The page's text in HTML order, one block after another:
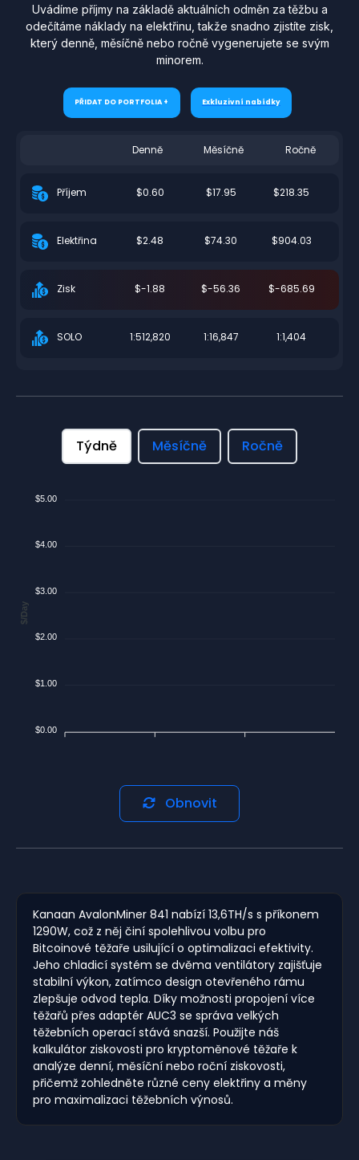
Uvádíme příjmy na základě aktuálních odměn za těžbu a
odečítáme náklady na elektřinu, takže snadno zjistíte zisk,
který denně, měsíčně nebo ročně vygenerujete se svým
minorem.
PŘIDAT DO PORTFOLIA + Exkluzivní nabídky
Denně Měsíčně Ročně
Příjem $0.60 $17.95 $218.35
Elektřina $2.48 $74.30 $904.03
Zisk $-1.88 $-56.36 $-685.69
SOLO 1:512,820 1:16,847 1:1,404
Týdně Měsíčně Ročně
$5.00
$4.00
$3.00
$2.00
$1.00
$0.00
$/Day
Obnovit
Kanaan AvalonMiner 841 nabízí 13,6TH/s s příkonem
1290W, což z něj činí spolehlivou volbu pro
Bitcoinové těžaře usilující o optimalizaci efektivity.
Jeho chladicí systém se dvěma ventilátory zajišťuje
stabilní výkon, zatímco design otevřeného rámu
zlepšuje odvod tepla. Díky možnosti propojení více
těžařů přes adaptér AUC3 se správa velkých
těžebních operací stává snazší. Použijte náš
kalkulátor ziskovosti pro kryptoměnové těžaře k
analýze denní, měsíční nebo roční ziskovosti,
přičemž zohledněte různé ceny elektřiny a měny
pro maximalizaci těžebních výnosů.